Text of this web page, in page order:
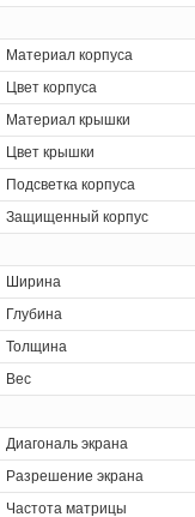
Материал корпуса
Цвет корпуса
Материал крышки
Цвет крышки
Подсветка корпуса
Защищенный корпус
Ширина
Глубина
Толщина
Вес
Диагональ экрана
Разрешение экрана
Частота матрицы